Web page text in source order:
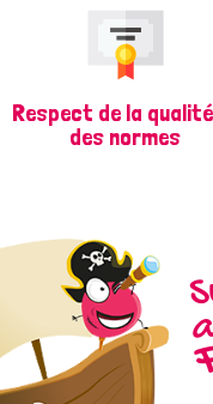
Respect de la
des normes